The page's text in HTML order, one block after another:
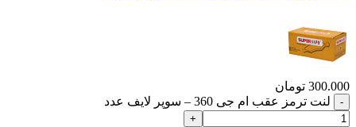
300.000 تومان
لنت ترمز عقب ام جی 360 – سوپر لایف عدد